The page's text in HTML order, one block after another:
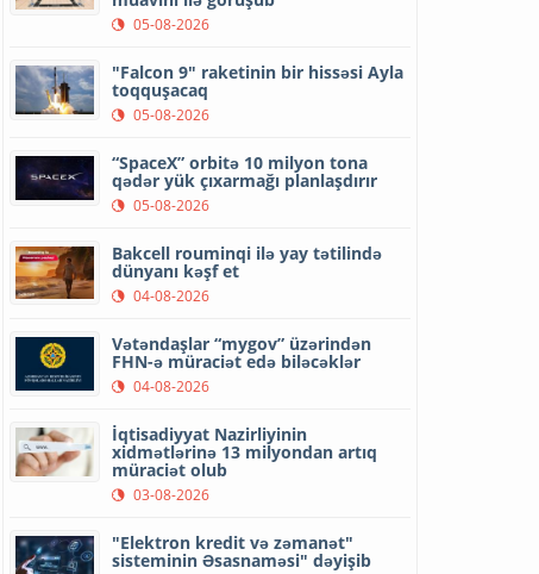
05-08-2026
"Falcon 9" raketinin bir hissəsi Ayla
toqquşacaq
05-08-2026
“SpaceX” orbitə 10 milyon tona
qədər yük çıxarmağı planlaşdırır
05-08-2026
Bakcell rouminqi ilə yay tətilində
dünyanı kəşf et
04-08-2026
Vətəndaşlar “mygov” üzərindən
FHN-ə müraciət edə biləcəklər
04-08-2026
İqtisadiyyat Nazirliyinin
xidmətlərinə 13 milyondan artıq
müraciət olub
03-08-2026
"Elektron kredit və zəmanət"
sisteminin Əsasnaməsi" dəyişib